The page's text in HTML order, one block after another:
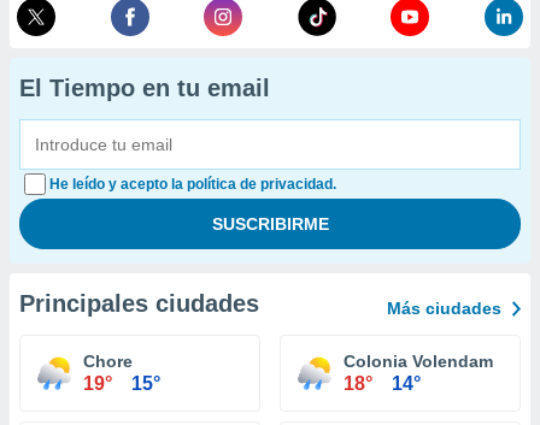
El Tiempo en tu email
He leído y acepto la política de privacidad.
Principales ciudades Más ciudades
Chore
19° 15°
Colonia Volendam
18° 14°